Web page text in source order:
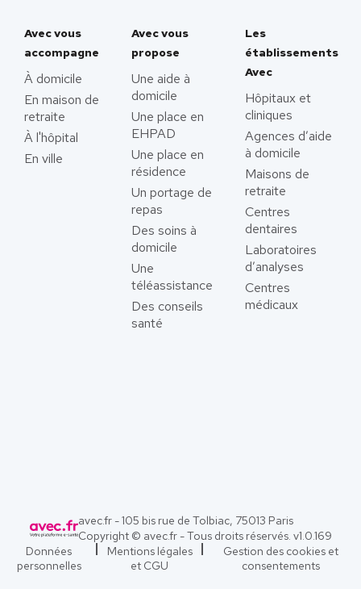
Avec vous
accompagne
À domicile
En maison de
retraite
À l'hôpital
En ville
Avec vous
propose
Une aide à
domicile
Une place en
EHPAD
Une place en
résidence
Un portage de
repas
Des soins à
domicile
Une
téléassistance
Des conseils
santé
Les
établissements
Avec
Hôpitaux et
cliniques
Agences d’aide
à domicile
Maisons de
retraite
Centres
dentaires
Laboratoires
d’analyses
Centres
médicaux
avec.fr - 105 bis rue de Tolbiac, 75013 Paris
Copyright © avec.fr - Tous droits réservés. v1.0.169
Données
personnelles
Mentions légales
et CGU
Gestion des cookies et
consentements